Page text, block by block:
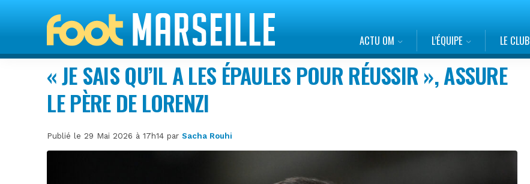
ACTU OM L’ÉQUIPE LE CLUB
« JE SAIS QU’IL A LES ÉPAULES POUR RÉUSSIR », ASSURE
LE PÈRE DE LORENZI
Publié le 29 Mai 2026 à 17h14 parSacha Rouhi